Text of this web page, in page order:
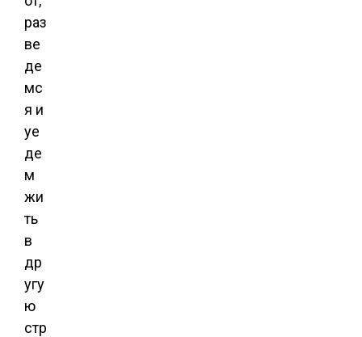
раз
ве
де
мс
я и
уе
де
м
жи
ть
в
др
угу
ю
стр